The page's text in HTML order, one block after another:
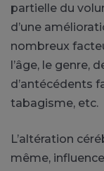
partielle du
d’une
nombreux
l’âge, le genre,
d’antécédents
tabagisme, etc.
L’altération
même,